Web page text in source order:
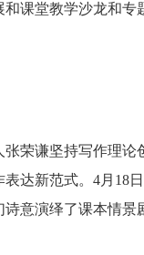
课堂教学沙龙和专
荣谦坚持写作理
达新范式。4月18
意演绎了课本情